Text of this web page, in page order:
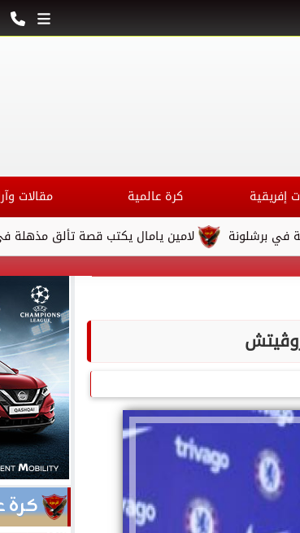
إفريقية كرة عالمية
مقالات
لامين يامال يكتب قصة تألق مذهلة في برشلونة
كرة